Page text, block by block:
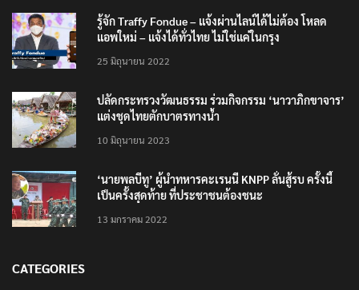
รู้จัก Traffy Fondue – แจ้งผ่านไลน์ได้ไม่ต้อง โหลด
แอพใหม่ – แจ้งได้ทั่วไทย ไม่ใช่แค่ในกรุง
25 มิถุนายน 2022
ปลัดกระทรวงวัฒนธรรม ร่วมกิจกรรม ‘นาวาภิกขาจาร’
แต่งชุดไทยตักบาตรทางน้ำ
10 มิถุนายน 2023
‘นายพลบีทู’ ผู้นำทหารคะเรนนี KNPP ลั่นสู้รบ ครั้งนี้
เป็นครั้งสุดท้าย ที่ประชาชนต้องชนะ
13 มกราคม 2022
CATEGORIES